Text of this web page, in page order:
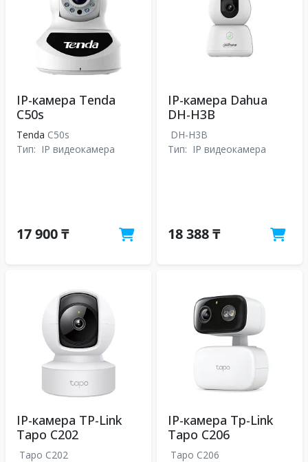
IP-камера Tenda
C50s
Tenda C50s
Тип: IP видеокамера
17 900 ₸
IP-камера Dahua
DH-H3B
DH-H3B
Тип: IP видеокамера
18 388 ₸
IP-камера TP-Link
Tapo C202
Tapo C202
IP-камера Tp-Link
Tapo C206
Tapo C206